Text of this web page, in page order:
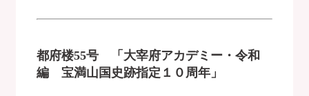
都府楼55号 「大宰府アカデミー・令和
編 宝満山国史跡指定１０周年」